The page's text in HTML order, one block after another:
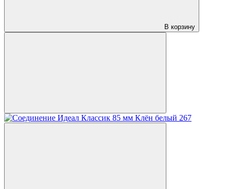
В корзину